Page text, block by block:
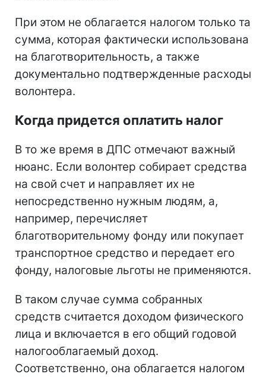
При этом не облагается налогом только та
сумма, которая фактически использована
на благотворительность, а также
документально подтвержденные расходы
волонтера.
Когда придется оплатить налог
В то же время в ДПС отмечают важный
нюанс. Если волонтер собирает средства
на свой счет и направляет их не
непосредственно нужным людям, а,
например, перечисляет
благотворительному фонду или покупает
транспортное средство и передает его
фонду, налоговые льготы не применяются.
В таком случае сумма собранных
средств считается доходом физического
лица и включается в его общий годовой
налогооблагаемый доход.
Соответственно, она облагается налогом